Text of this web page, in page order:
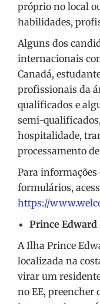
próprio no local
habilidades,
Alguns dos
internacionais
Canadá,
profissionais da
qualificados e
semi-
hospitalidade,
processamento
Para
formulários,
https://
Prince Edward
A Ilha Prince
localizada na
virar um
no EE, preencher